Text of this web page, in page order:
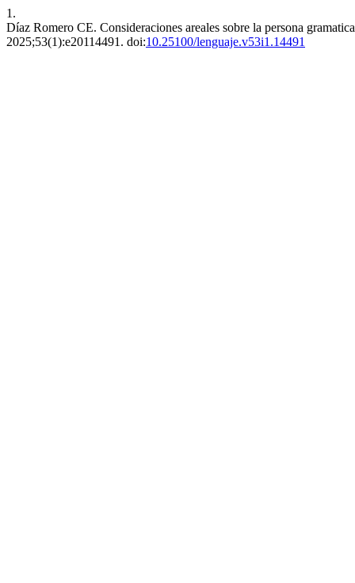
1.
Díaz Romero CE. Consideraciones areales sobre la persona
2025;53(1):e20114491. doi:10.25100/lenguaje.v53i1.14491